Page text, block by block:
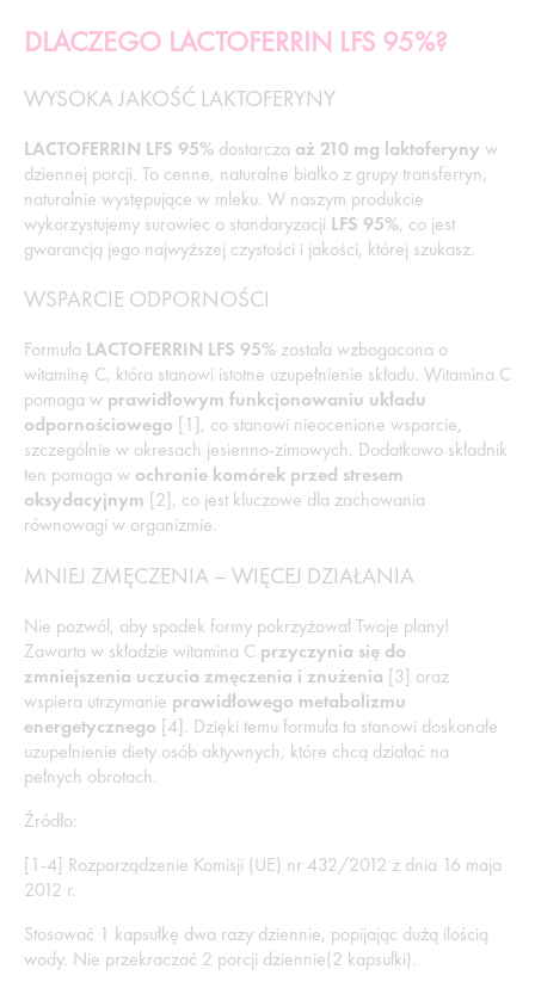
DLACZEGO LACTOFERRIN LFS 95%?
WYSOKA JAKOŚĆ LAKTOFERYNY
LACTOFERRIN LFS 95% dostarcza aż 210 mg laktoferyny w
dziennej porcji. To cenne, naturalne białko z grupy transferryn,
naturalnie występujące w mleku. W naszym produkcie
wykorzystujemy surowiec o standaryzacji LFS 95%, co jest
gwarancją jego najwyższej czystości i jakości, której szukasz.
WSPARCIE ODPORNOŚCI
Formuła LACTOFERRIN LFS 95% została wzbogacona o
witaminę C, która stanowi istotne uzupełnienie składu. Witamina C
pomaga w prawidłowym funkcjonowaniu układu
odpornościowego [1], co stanowi nieocenione wsparcie,
szczególnie w okresach jesienno-zimowych. Dodatkowo składnik
ten pomaga w ochronie komórek przed stresem
oksydacyjnym [2], co jest kluczowe dla zachowania
równowagi w organizmie.
MNIEJ ZMĘCZENIA – WIĘCEJ DZIAŁANIA
Nie pozwól, aby spadek formy pokrzyżował Twoje plany!
Zawarta w składzie witamina C przyczynia się do
zmniejszenia uczucia zmęczenia i znużenia [3] oraz
wspiera utrzymanie prawidłowego metabolizmu
energetycznego [4]. Dzięki temu formuła ta stanowi doskonałe
uzupełnienie diety osób aktywnych, które chcą działać na
pełnych obrotach.
Źródło:
[1-4] Rozporządzenie Komisji (UE) nr 432/2012 z dnia 16 maja
2012 r.
Stosować 1 kapsułkę dwa razy dziennie, popijając dużą ilością
wody. Nie przekraczać 2 porcji dziennie(2 kapsułki).